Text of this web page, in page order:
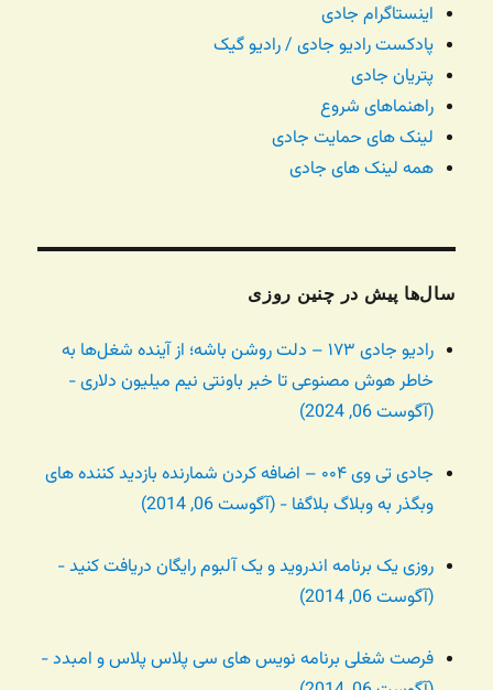
اینستاگرام جادی
پادکست رادیو جادی / رادیو گیک
پتریان جادی
راهنماهای شروع
لینک های حمایت جادی
همه لینک های جادی
سال‌ها پیش در چنین روزی
رادیو جادی ۱۷۳ – دلت روشن باشه؛ از آینده شغل‌ها به
خاطر هوش مصنوعی تا خبر باونتی نیم میلیون دلاری -
(آگوست 06, 2024)
جادی تی وی ۰۰۴ – اضافه کردن شمارنده بازدید کننده های
وبگذر به وبلاگ بلاگفا - (آگوست 06, 2014)
روزی یک برنامه اندروید و یک آلبوم رایگان دریافت کنید -
(آگوست 06, 2014)
فرصت شغلی برنامه نویس های سی پلاس پلاس و امبدد -